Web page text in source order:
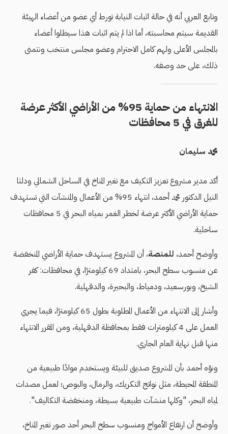
وتابع العربي أنه في حالة اثبات النيابة تورط أي عضو من أعضاء الهيئة
القديمة سيتم محاسبته، أما اذا لم يتم اثبات هذا سيظلوا أعضاء
بالمجلس الأعلى ولهم كامل الاحترام وعضو مجلس منتخب ونتمنى
ذلك، على حد وصفه.
الانتهاء من حماية 95% من الأراضي الأكثر عرضة
للغرق في 5 محافظات
محمد سليمان
أكد مدير مشروع تعزيز التكيف مع تغير المناخ في الساحل الشمالي ودلتا
النيل الدكتور محمد أحمد، انتهاء 95% من الأعمال والمنشآت التي تستهدف
حماية الأراضي الأكثر عرضة لخطر الغمر بمياه البحر في 5 محافظات
ساحلية.
وأوضح أحمد، للمنصة، أن المشروع يستهدف حماية الأراضي المنخفضة
عن منسوب سطح البحر، بامتداد 69 كيلومترًا، في محافظات: كفر
الشيخ، وبورسعيد، ودمياط، والبحيرة، والدقهلية.
وأشار إلى الانتهاء من الأعمال المطلوبة بطول 65 كيلومترًا، فيما يجري
العمل على 4 كيلومترات فقط بمحافظة الدقهلية، ومن المقرر الانتهاء
منها قبل نهاية العام الجاري.
ونوّه أحمد بأن المشروع صديق للبيئة ويستخدم موادًا طبيعية من
المنطقة المحيطة، مثل نواتج التكريك، والرمال، والبوص؛ لعمل مصدات
لمياه البحر، "وكلها منشآت طبيعية بسيطة، ومنخفضة التكاليف".
وأوضح أن ارتفاع الأمواج ومنسوب سطح البحر أحد صور تغير المناخ،